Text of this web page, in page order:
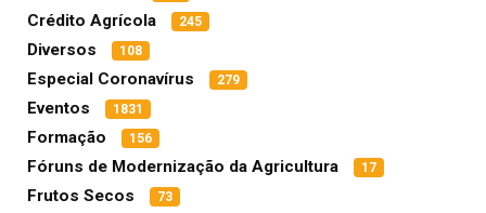
Crédito Agrícola 245
Diversos 108
Especial Coronavírus 279
Eventos 1831
Formação 156
Fóruns de Modernização da Agricultura 17
Frutos Secos 73